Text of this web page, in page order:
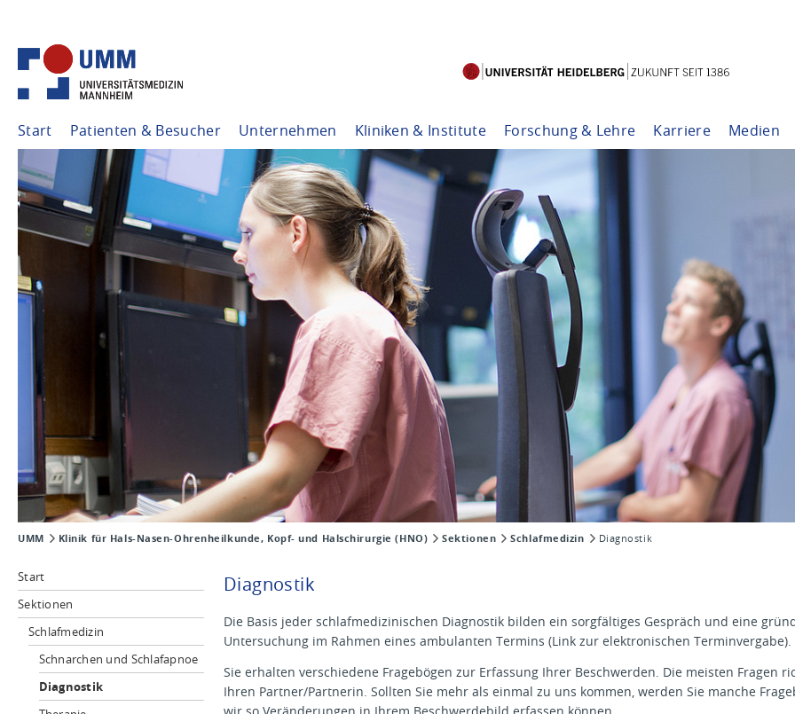
Start Patienten & Besucher Unternehmen Kliniken & Institute Forschung & Lehre Karriere Medien
UMM Klinik für Hals-Nasen-Ohrenheilkunde, Kopf- und Halschirurgie (HNO) Sektionen Schlafmedizin Diagnostik
Start
Sektionen
Schlafmedizin
Schnarchen und Schlafapnoe
Diagnostik
Diagnostik
Die Basis jeder schlafmedizinischen Diagnostik bilden ein sorgfältiges Gespräch und eine
Untersuchung im Rahmen eines ambulanten Termins (Link zur elektronischen Terminvergabe).
Sie erhalten verschiedene Fragebögen zur Erfassung Ihrer Beschwerden. Die meisten Fragen
Ihren Partner/Partnerin. Sollten Sie mehr als einmal zu uns kommen, werden Sie manche
wir so Veränderungen in Ihrem Beschwerdebild erfassen können.